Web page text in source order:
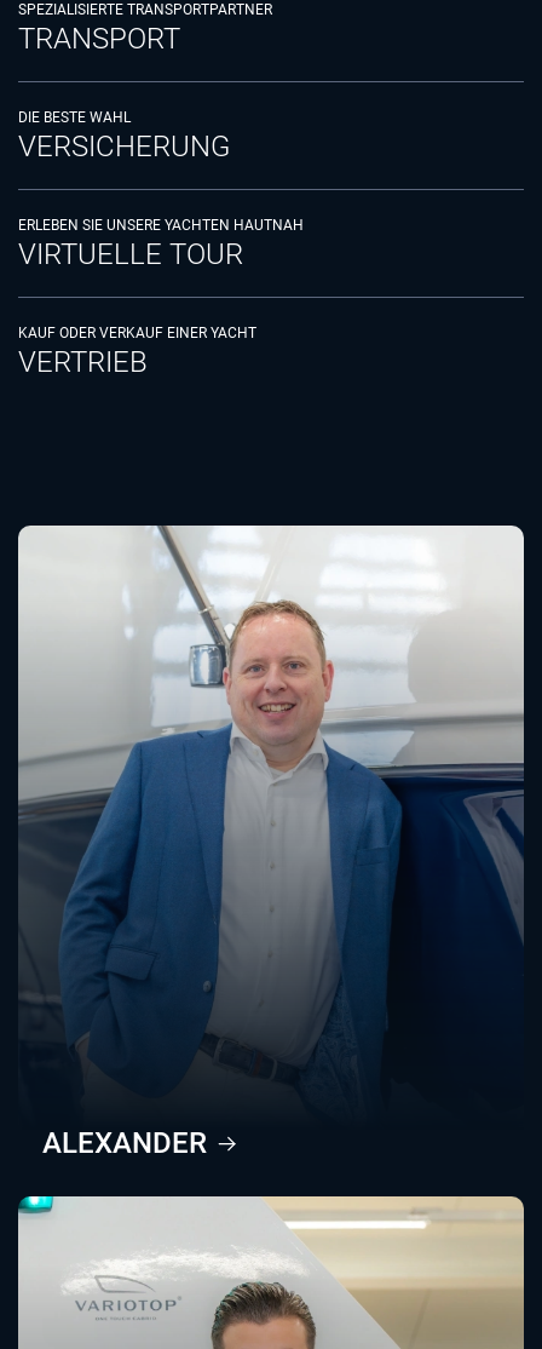
SPEZIALISIERTE TRANSPORTPARTNER
TRANSPORT
DIE BESTE WAHL
VERSICHERUNG
ERLEBEN SIE UNSERE YACHTEN HAUTNAH
VIRTUELLE TOUR
KAUF ODER VERKAUF EINER YACHT
VERTRIEB
ALEXANDER